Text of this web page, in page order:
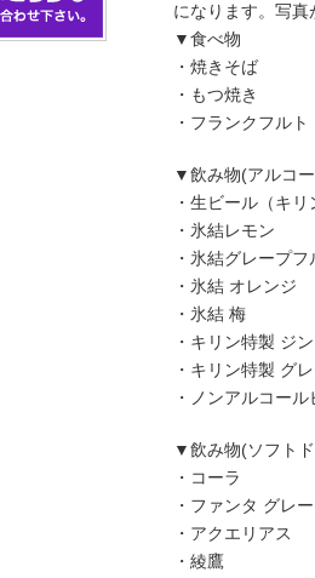
になります。写真
▼食べ物
・焼きそば
・もつ焼き
・フランクフルト
▼飲み物(アルコ
・生ビール（キリ
・氷結レモン
・氷結グレープフ
・氷結 オレンジ
・氷結 梅
・キリン特製 ジ
・キリン特製 グ
・ノンアルコー
▼飲み物(ソフト
・コーラ
・ファンタ グレ
・アクエリアス
・綾鷹